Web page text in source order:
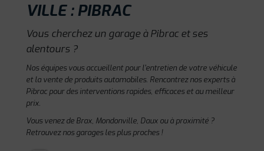
VILLE : PIBRAC
Vous cherchez un garage à Pibrac et ses
alentours ?
Nos équipes vous accueillent pour l'entretien de votre véhicule
et la vente de produits automobiles. Rencontrez nos experts à
Pibrac pour des interventions rapides, efficaces et au meilleur
prix.
Vous venez de Brax, Mondonville, Daux ou à proximité ?
Retrouvez nos garages les plus proches !